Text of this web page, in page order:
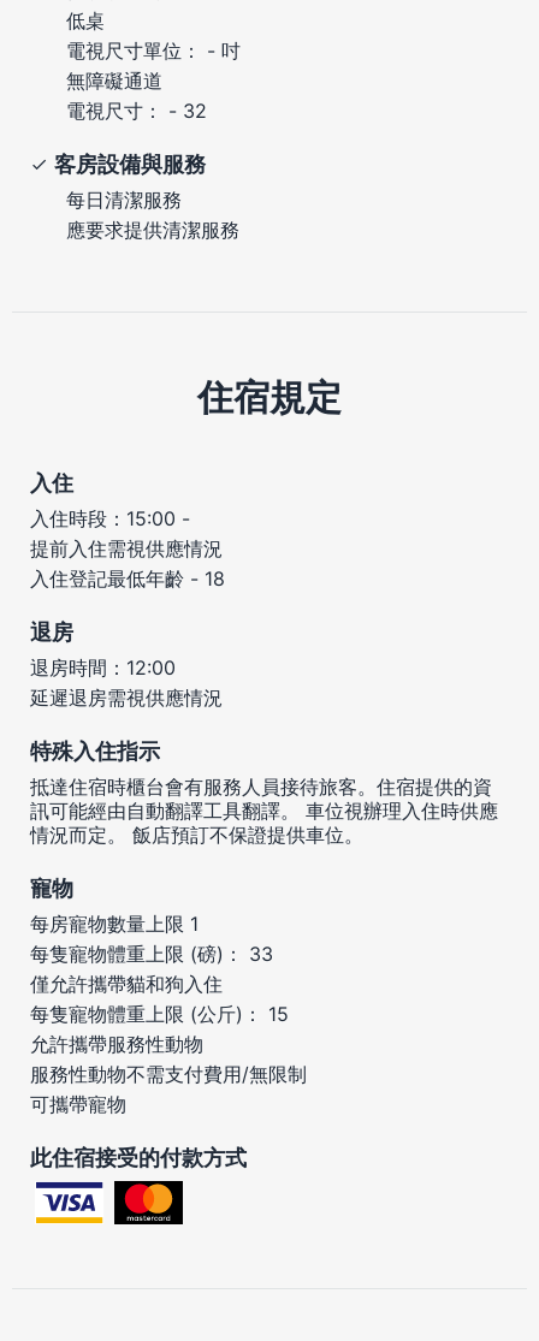
低桌
電視尺寸單位： - 吋
無障礙通道
電視尺寸： - 32
客房設備與服務
每日清潔服務
應要求提供清潔服務
住宿規定
入住
入住時段：15:00 -
提前入住需視供應情況
入住登記最低年齡 - 18
退房
退房時間：12:00
延遲退房需視供應情況
特殊入住指示
抵達住宿時櫃台會有服務人員接待旅客。住宿提供的資
訊可能經由自動翻譯工具翻譯。 車位視辦理入住時供應
情況而定。 飯店預訂不保證提供車位。
寵物
每房寵物數量上限 1
每隻寵物體重上限 (磅)： 33
僅允許攜帶貓和狗入住
每隻寵物體重上限 (公斤)： 15
允許攜帶服務性動物
服務性動物不需支付費用/無限制
可攜帶寵物
此住宿接受的付款方式